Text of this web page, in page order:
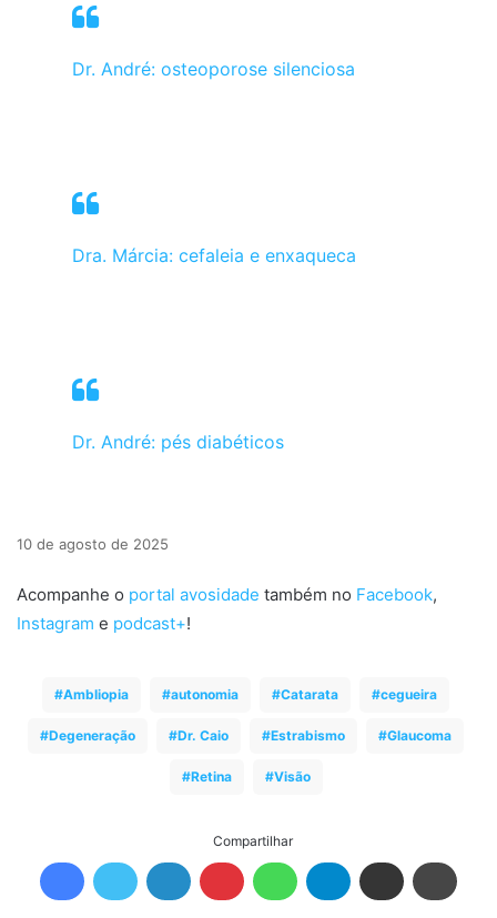
Dr. André: osteoporose silenciosa
Dra. Márcia: cefaleia e enxaqueca
Dr. André: pés diabéticos
10 de agosto de 2025
Acompanhe o portal avosidade também no Facebook,
Instagram e podcast+!
Ambliopia autonomia Catarata cegueira
Degeneração Dr. Caio Estrabismo Glaucoma
Retina Visão
Compartilhar